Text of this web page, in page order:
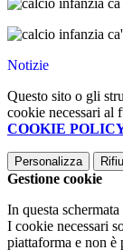
Notizie
Questo sito o gli
cookie necessari al
COOKIE
Personalizza
Gestione cookie
In questa
I cookie necessari
piattaforma e non è